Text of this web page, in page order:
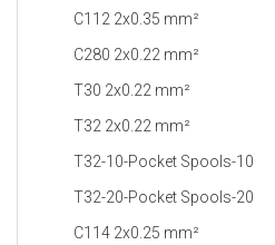
C112 2x0.35 mm²
C280 2x0.22 mm²
T30 2x0.22 mm²
T32 2x0.22 mm²
T32-10-Pocket Spools-10
T32-20-Pocket Spools-20
C114 2x0.25 mm²